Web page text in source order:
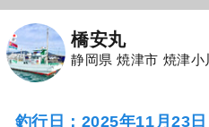
橋安丸
静岡県 焼津市 焼津小
釣行日：2025年11月23